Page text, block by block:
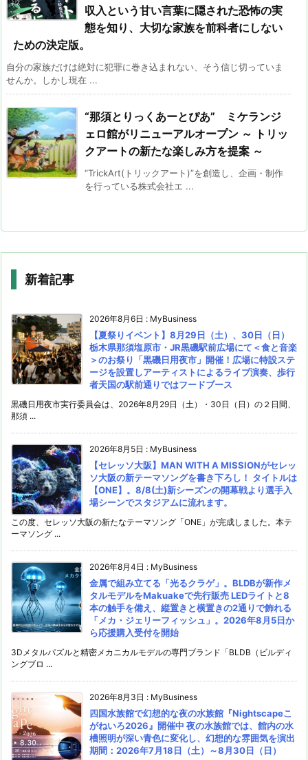
収入という甘い言葉に隠された恐怖の実
態を知り、大切な家族を前科者にしない
ための決定版。
自分の家族だけは絶対に犯罪に巻き込まれない、そう信じ切っていま
せんか。しかし現在 ...
“那須とりっくあーとぴあ” ミケランジ
ェロ館がリニューアルオープン ～ トリッ
クアートの新たな楽しみ方を提案 ～
“TrickArt(トリックアート)”を創造し、企画・制作
を行っている株式会社エ ...
新着記事
2026年8月6日 : MyBusiness
【夏祭りイベント】8月29日（土）、30日（日）
栃木県那須塩原市・JR黒磯駅前広場にて＜食と音楽
＞のお祭り「黒磯日用夜市」開催！広場に特設ステ
ージを設置しアーティストによるライブ演奏、歩行
者天国の駅前通りではフードブース
黒磯日用夜市実行委員会は、2026年8月29日（土）・30日（日）の２日間、
那須 ...
2026年8月5日 : MyBusiness
【セレッソ大阪】MAN WITH A MISSIONがセレッ
ソ大阪の新テーマソングを書き下ろし！ タイトルは
【ONE】。8/8(土)新シーズンの開幕戦より選手入
場シーンでスタジアムに流れます。
この度、セレッソ大阪の新たなテーマソング「ONE」が完成しました。本テ
ーマソング ...
2026年8月4日 : MyBusiness
金属で組み立てる「光るクラゲ」。BLDBが新作メ
タルモデルをMakuakeで先行販売 LEDライトと8
本の触手を備え、縦置きと横置きの2通りで飾れる
「メカ・ジェリーフィッシュ」。2026年8月5日か
ら応援購入受付を開始
3Dメタルパズルと精密メカニカルモデルの専門ブランド「BLDB（ビルディ
ングブロ ...
2026年8月3日 : MyBusiness
四国水族館で幻想的な夜の水族館『Nightscapeこ
がねいろ2026』開催中 夜の水族館では、館内の水
槽照明が深い青色に変化し、幻想的な雰囲気を演出
期間：2026年7月18日（土）～8月30日（日）